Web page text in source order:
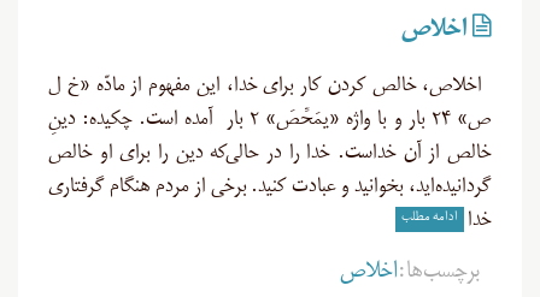
اخلاص
اخلاص، خالص کردن کار برای خدا، این مفهوم از مادّه «خ ل
ص» ۲۴ بار و با واژه «یمَحِّصَ» ۲ بار آمده است. چکیده: دینِ
خالص از آن خداست. خدا را در حالی‌که دین را برای او خالص
گردانیده‌اید، بخوانید و عبادت کنید. برخی از مردم هنگام گرفتاری
خدا
ادامه مطلب
برچسب‌ها:اخلاص